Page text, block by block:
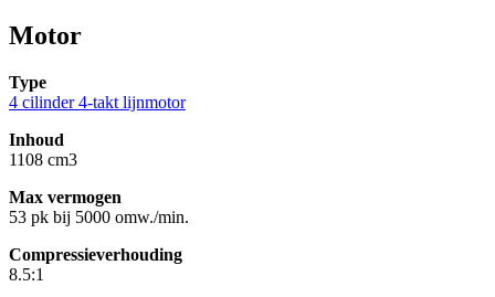
Motor
Type
4 cilinder 4-takt lijnmotor
Inhoud
1108 cm3
Max vermogen
53 pk bij 5000 omw./min.
Compressieverhouding
8.5:1